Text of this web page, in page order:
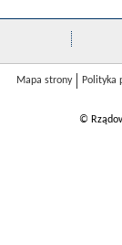
Mapa strony Polityka
©